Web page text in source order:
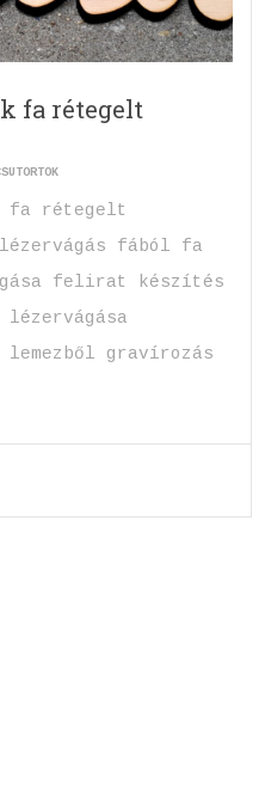
fa rétegelt
fa rétegelt
fából fa
felirat készítés
gravírozás